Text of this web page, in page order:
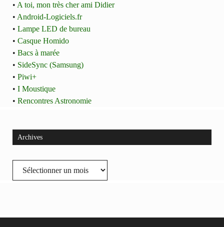
• A toi, mon très cher ami Didier
• Android-Logiciels.fr
• Lampe LED de bureau
• Casque Homido
• Bacs à marée
• SideSync (Samsung)
• Piwi+
• I Moustique
• Rencontres Astronomie
Archives
Archives